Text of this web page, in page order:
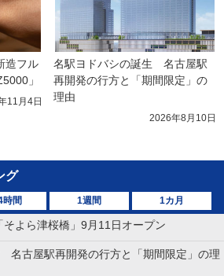
造フル
」
11月4日
名駅ヨドバシの誕生　名古屋駅
再開発の行方と「期間限定」の
理由
2026年8月10日
グ
時間 1週間 1カ月
そよら津桜橋」9月11日オープン
名古屋駅再開発の行方と「期間限定」の理